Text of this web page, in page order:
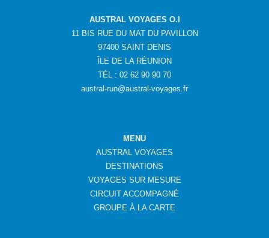
AUSTRAL VOYAGES O.I
11 BIS RUE DU MAT DU PAVILLON
97400 SAINT DENIS
ÎLE DE LA RÉUNION
TÉL : 02 62 90 90 70
austral-run@austral-voyages.fr
MENU
AUSTRAL VOYAGES
DESTINATIONS
VOYAGES SUR MESURE
CIRCUIT ACCOMPAGNÉ
GROUPE À LA CARTE